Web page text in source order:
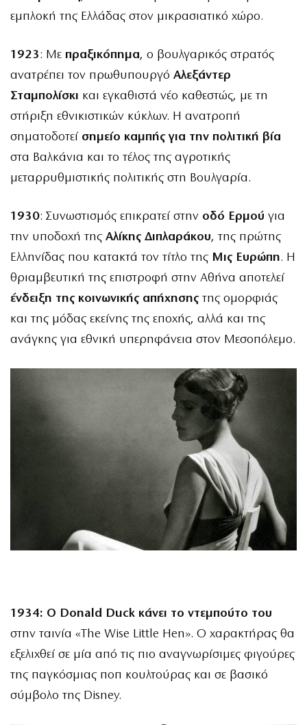
εμπλοκή της Ελλάδας στον μικρασιατικό χώρο.
1923: Με πραξικόπημα, ο βουλγαρικός στρατός
ανατρέπει τον πρωθυπουργό Αλεξάντερ
Σταμπολίσκι και εγκαθιστά νέο καθεστώς, με τη
στήριξη εθνικιστικών κύκλων. Η ανατροπή
σηματοδοτεί σημείο καμπής για την πολιτική βία
στα Βαλκάνια και το τέλος της αγροτικής
μεταρρυθμιστικής πολιτικής στη Βουλγαρία.
1930: Συνωστισμός επικρατεί στην οδό Ερμού για
την υποδοχή της Αλίκης Διπλαράκου, της πρώτης
Ελληνίδας που κατακτά τον τίτλο της Μις Ευρώπη. Η
θριαμβευτική της επιστροφή στην Αθήνα αποτελεί
ένδειξη της κοινωνικής απήχησης της ομορφιάς
και της μόδας εκείνης της εποχής, αλλά και της
ανάγκης για εθνική υπερηφάνεια στον Μεσοπόλεμο.
1934: Ο Donald Duck κάνει το ντεμπούτο του
στην ταινία «The Wise Little Hen». Ο χαρακτήρας θα
εξελιχθεί σε μία από τις πιο αναγνωρίσιμες φιγούρες
της παγκόσμιας ποπ κουλτούρας και σε βασικό
σύμβολο της Disney.